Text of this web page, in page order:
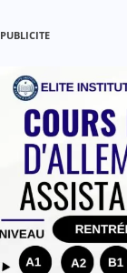
PUBLICITE